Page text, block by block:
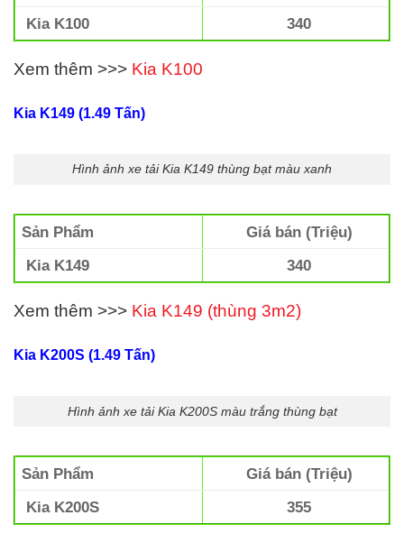
Kia K100
340
Xem thêm >>> Kia K100
Kia K149 (1.49 Tấn)
Hình ảnh xe tải Kia K149 thùng bạt màu xanh
Sản Phẩm
Giá bán (Triệu)
Kia K149
340
Xem thêm >>> Kia K149 (thùng 3m2)
Kia K200S (1.49 Tấn)
Hình ảnh xe tải Kia K200S màu trắng thùng bạt
Sản Phẩm
Giá bán (Triệu)
Kia K200S
355